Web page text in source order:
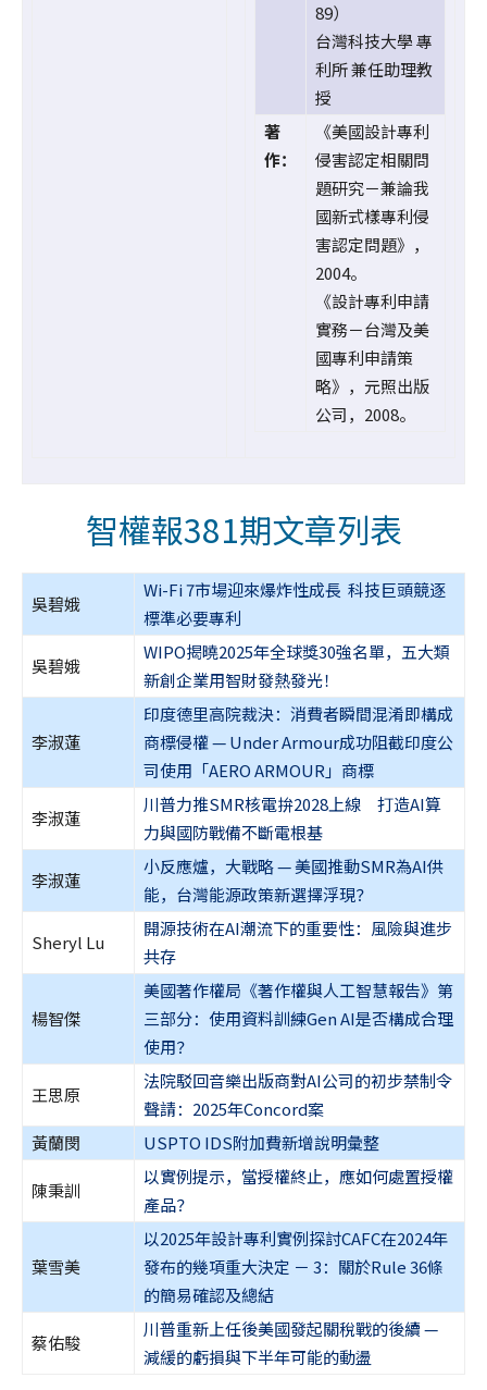
89）
台灣科技大學 專
利所 兼任助理教
授
著
作：
《美國設計專利
侵害認定相關問
題研究－兼論我
國新式樣專利侵
害認定問題》，
2004。
《設計專利申請
實務－台灣及美
國專利申請策
略》，元照出版
公司，2008。
智權報381期文章列表
吳碧娥
Wi-Fi 7市場迎來爆炸性成長 科技巨頭競逐
標準必要專利
吳碧娥
WIPO揭曉2025年全球獎30強名單，五大類
新創企業用智財發熱發光！
李淑蓮
印度德里高院裁決：消費者瞬間混淆即構成
商標侵權 — Under Armour成功阻截印度公
司使用「AERO ARMOUR」商標
李淑蓮
川普力推SMR核電拚2028上線 打造AI算
力與國防戰備不斷電根基
李淑蓮
小反應爐，大戰略 — 美國推動SMR為AI供
能，台灣能源政策新選擇浮現？
Sheryl Lu
開源技術在AI潮流下的重要性：風險與進步
共存
楊智傑
美國著作權局《著作權與人工智慧報告》第
三部分：使用資料訓練Gen AI是否構成合理
使用？
王思原
法院駁回音樂出版商對AI公司的初步禁制令
聲請：2025年Concord案
黃蘭閔
USPTO IDS附加費新增說明彙整
陳秉訓
以實例提示，當授權終止，應如何處置授權
產品？
葉雪美
以2025年設計專利實例探討CAFC在2024年
發布的幾項重大決定 － 3：關於Rule 36條
的簡易確認及總結
蔡佑駿
川普重新上任後美國發起關稅戰的後續 —
減緩的虧損與下半年可能的動盪